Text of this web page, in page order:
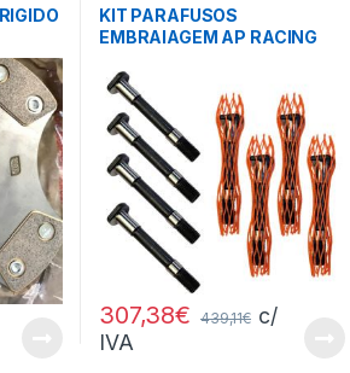
KIT PARAFUSOS
EMBRAIAGEM AP RACING
307,38€ 439,11€ c/
IVA